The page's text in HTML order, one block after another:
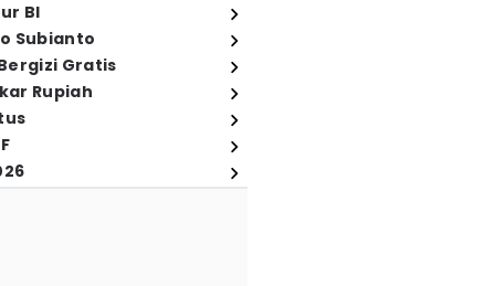
BI
Subianto
Gratis
Rupiah